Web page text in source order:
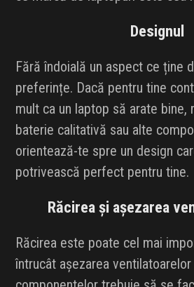
Designul
Fără îndoială un aspect ce ține
preferințe. Dacă pentru tine
mult ca un laptop să arate bine,
baterie calitativă sau alte
orientează-te spre un design
potrivească perfect pentru tine.
Răcirea și așezarea
Răcirea este poate cel mai
întrucât așezarea